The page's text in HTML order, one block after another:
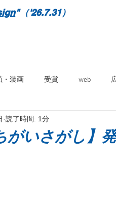
"（'26.7.31）
・装画 受賞 web
ジ
がいさがし】
読了時間: 1分